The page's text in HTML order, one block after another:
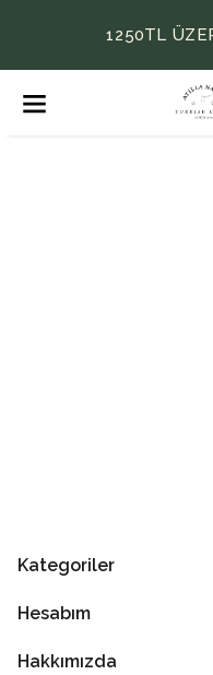
1250TL
Kategoriler
Hesabım
Hakkımızda